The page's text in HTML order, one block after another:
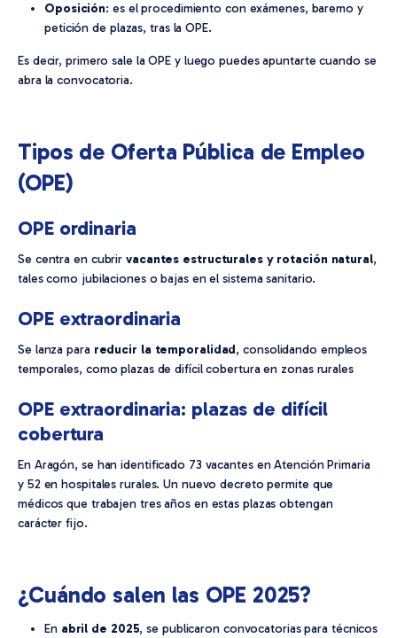
Oposición: es el procedimiento con exámenes, baremo y
petición de plazas, tras la OPE.
Es decir, primero sale la OPE y luego puedes apuntarte cuando se
abra la convocatoria.
Tipos de Oferta Pública de Empleo
(OPE)
OPE ordinaria
Se centra en cubrir vacantes estructurales y rotación natural,
tales como jubilaciones o bajas en el sistema sanitario.
OPE extraordinaria
Se lanza para reducir la temporalidad, consolidando empleos
temporales, como plazas de difícil cobertura en zonas rurales
OPE extraordinaria: plazas de difícil
cobertura
En Aragón, se han identificado 73 vacantes en Atención Primaria
y 52 en hospitales rurales. Un nuevo decreto permite que
médicos que trabajen tres años en estas plazas obtengan
carácter fijo.
¿Cuándo salen las OPE 2025?
En abril de 2025, se publicaron convocatorias para técnicos